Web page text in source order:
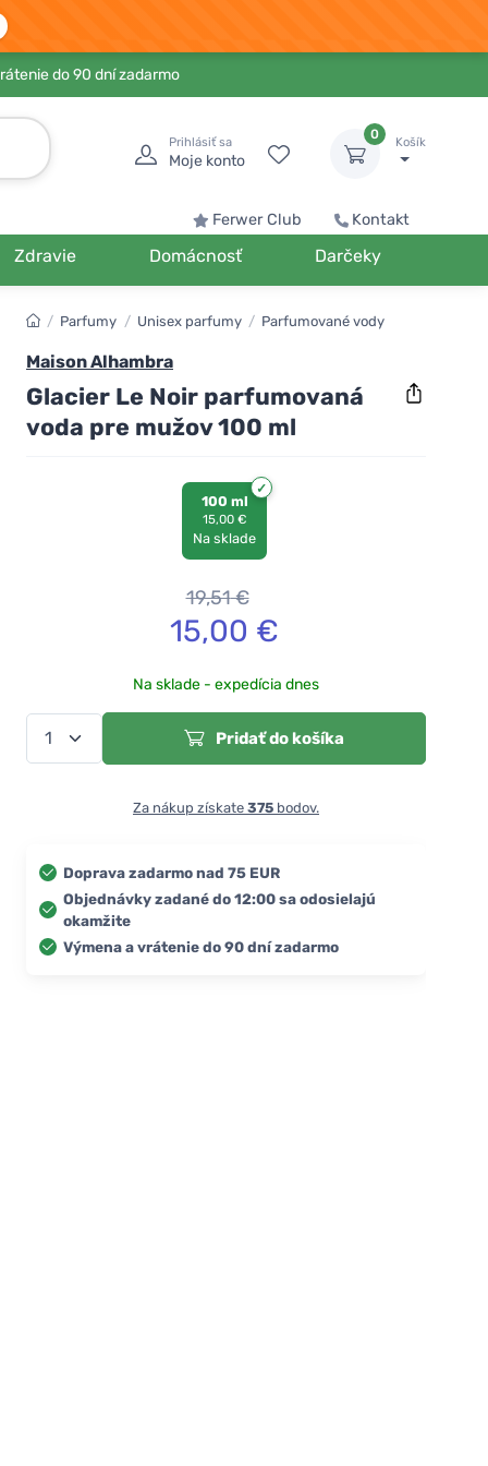
do 90 dní zadarmo
Prihlásiť sa
Moje konto
0
Košík
Ferwer Club Kontakt
Zdravie Domácnosť Darčeky
/ Parfumy / Unisex parfumy / Parfumované vody
Maison Alhambra
Glacier Le Noir parfumovaná
voda pre mužov 100 ml
100 ml
15,00 €
Na sklade
19,51€
15,00 €
Na sklade - expedícia dnes
Pridať do košíka
Za nákup získate 375 bodov.
Doprava zadarmo nad 75 EUR
Objednávky zadané do 12:00 sa odosielajú
okamžite
Výmena a vrátenie do 90 dní zadarmo